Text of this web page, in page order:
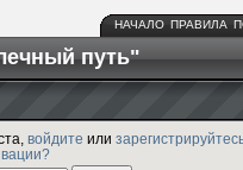
НАЧАЛО ПРАВИЛА
путь"
войдите или